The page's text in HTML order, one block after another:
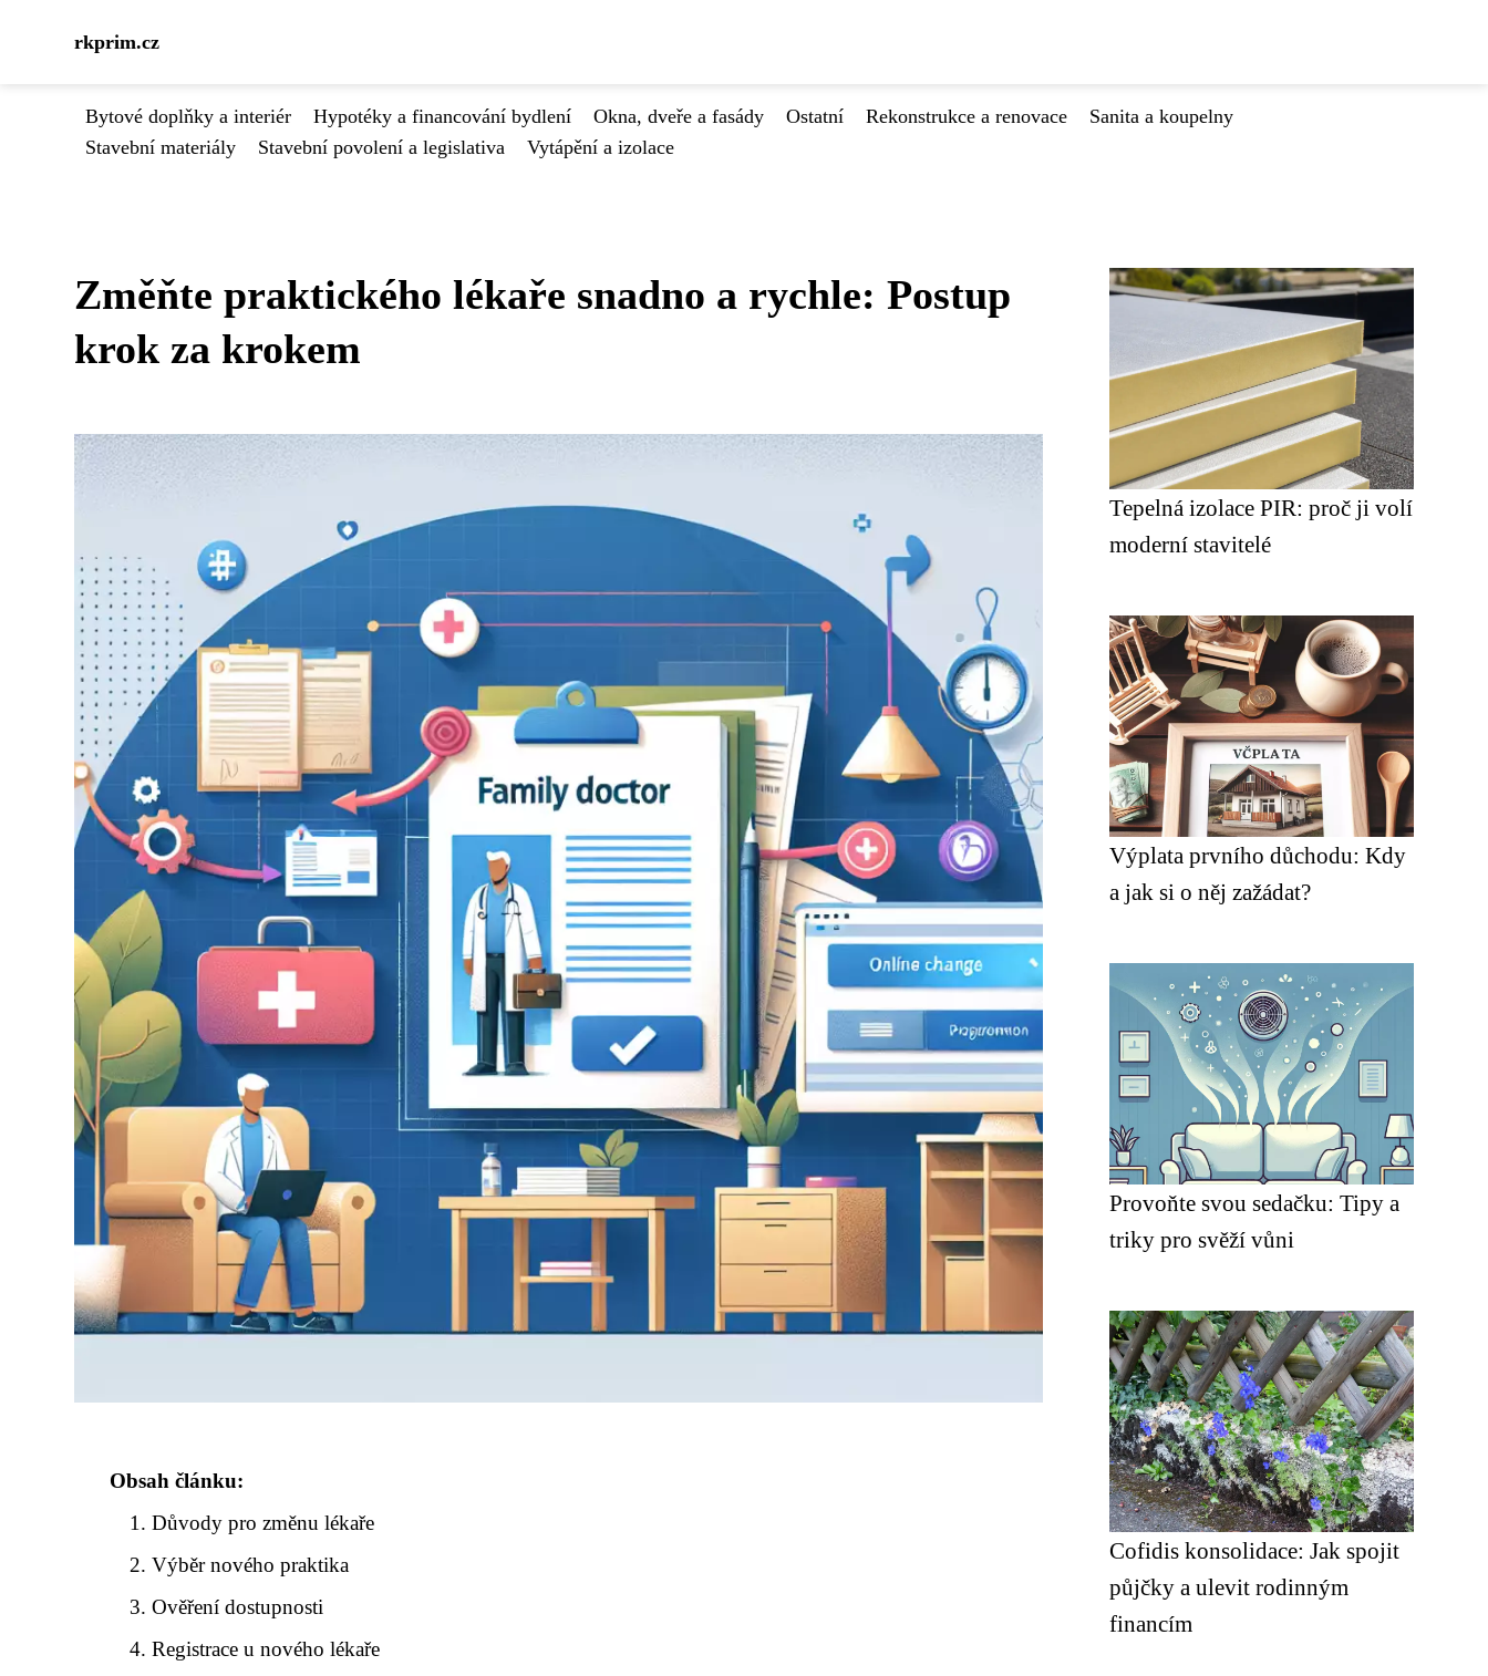
rkprim.cz
Bytové doplňky a interiér Hypotéky a financování bydlení Okna, dveře a fasády Ostatní Rekonstrukce a renovace
Sanita a koupelny
Stavební materiály
Stavební povolení a legislativa Vytápění a izolace
Změňte praktického lékaře snadno a rychle: Postup
krok za krokem
Obsah článku:
Důvody pro změnu lékaře
Výběr nového praktika
Ověření dostupnosti
Registrace u nového lékaře
Tepelná izolace PIR: proč ji volí
moderní stavitelé
Výplata prvního důchodu: Kdy
a jak si o něj zažádat?
Provoňte svou sedačku: Tipy a
triky pro svěží vůni
Cofidis konsolidace: Jak spojit
půjčky a ulevit rodinným
financím